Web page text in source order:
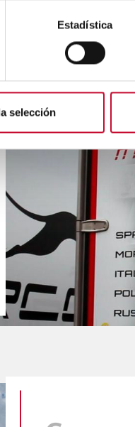
Estadística
selección